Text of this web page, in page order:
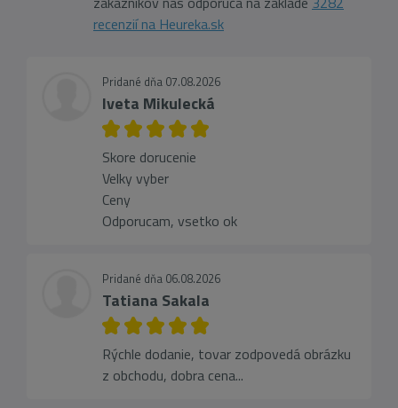
recenzií na Heureka.sk
Pridané dňa 07.08.2026
Iveta Mikulecká
Skore dorucenie
Velky vyber
Ceny
Odporucam, vsetko ok
Pridané dňa 06.08.2026
Tatiana Sakala
Rýchle dodanie, tovar zodpovedá obrázku
z obchodu, dobra cena...